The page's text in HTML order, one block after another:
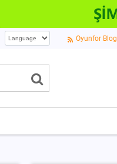
Oyunfor Blog